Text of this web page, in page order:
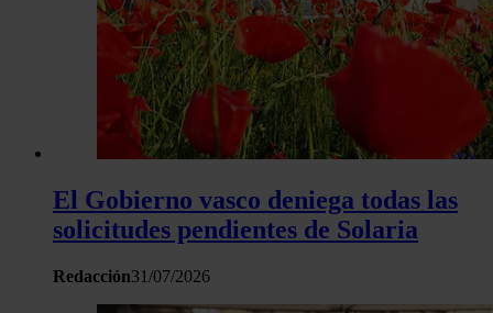
El Gobierno vasco deniega todas las
solicitudes pendientes de Solaria
Redacción31/07/2026